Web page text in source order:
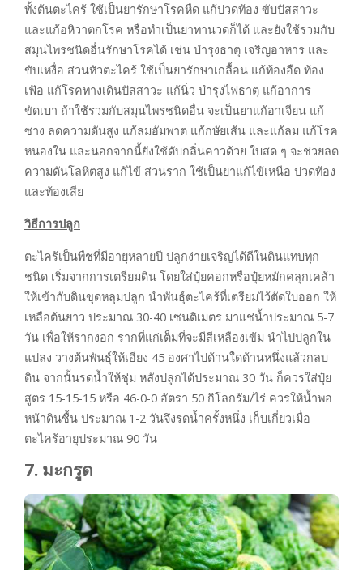
ทั้งต้นตะไคร้ ใช้เป็นยารักษาโรคหืด แก้ปวดท้อง ขับปัสสาวะ
และแก้อหิวาตกโรค หรือทำเป็นยาทานวดก็ได้ และยังใช้รวมกับ
สมุนไพรชนิดอื่นรักษาโรคได้ เช่น บำรุงธาตุ เจริญอาหาร และ
ขับเหงื่อ ส่วนหัวตะไคร้ ใช้เป็นยารักษาเกลื้อน แก้ท้องอืด ท้อง
เฟ้อ แก้โรคทางเดินปัสสาวะ แก้นิ่ว บำรุงไฟธาตุ แก้อาการ
ขัดเบา ถ้าใช้รวมกับสมุนไพรชนิดอื่น จะเป็นยาแก้อาเจียน แก้
ซาง ลดความดันสูง แก้ลมอัมพาต แก้กษัยเส้น และแก้ลม แก้โรค
หนองใน และนอกจากนี้ยังใช้ดับกลิ่นคาวด้วย ใบสด ๆ จะช่วยลด
ความดันโลหิตสูง แก้ไข้ ส่วนราก ใช้เป็นยาแก้ไข้เหนือ ปวดท้อง
และท้องเสีย
วิธีการปลูก
ตะไคร้เป็นพืชที่มีอายุหลายปี ปลูกง่ายเจริญได้ดีในดินแทบทุก
ชนิด เริ่มจากการเตรียมดิน โดยใส่ปุ๋ยคอกหรือปุ๋ยหมักคลุกเคล้า
ให้เข้ากับดินขุดหลุมปลูก นำพันธุ์ตะไคร้ที่เตรียมไว้ตัดใบออก ให้
เหลือต้นยาว ประมาณ 30-40 เซนติเมตร มาแช่น้ำประมาณ 5-7
วัน เพื่อให้รากงอก รากที่แก่เต็มที่จะมีสีเหลืองเข้ม นำไปปลูกใน
แปลง วางต้นพันธุ์ให้เอียง 45 องศาไปด้านใดด้านหนึ่งแล้วกลบ
ดิน จากนั้นรดน้ำให้ชุ่ม หลังปลูกได้ประมาณ 30 วัน ก็ควรใส่ปุ๋ย
สูตร 15-15-15 หรือ 46-0-0 อัตรา 50 กิโลกรัม/ไร่ ควรให้น้ำพอ
หน้าดินชื้น ประมาณ 1-2 วันจึงรดน้ำครั้งหนึ่ง เก็บเกี่ยวเมื่อ
ตะไคร้อายุประมาณ 90 วัน
7. มะกรูด